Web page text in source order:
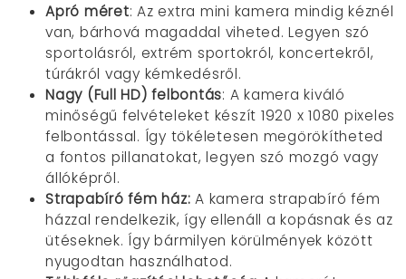
Apró méret: Az extra mini kamera mindig kéznél
van, bárhová magaddal viheted. Legyen szó
sportolásról, extrém sportokról, koncertekről,
túrákról vagy kémkedésről.
Nagy (Full HD) felbontás: A kamera kiváló
minőségű felvételeket készít 1920 x 1080 pixeles
felbontással. Így tökéletesen megörökítheted
a fontos pillanatokat, legyen szó mozgó vagy
állóképről.
Strapabíró fém ház: A kamera strapabíró fém
házzal rendelkezik, így ellenáll a kopásnak és az
ütéseknek. Így bármilyen körülmények között
nyugodtan használhatod.